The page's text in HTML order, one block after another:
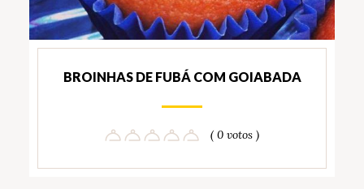
BROINHAS DE FUBÁ COM GOIABADA
( 0 votos )